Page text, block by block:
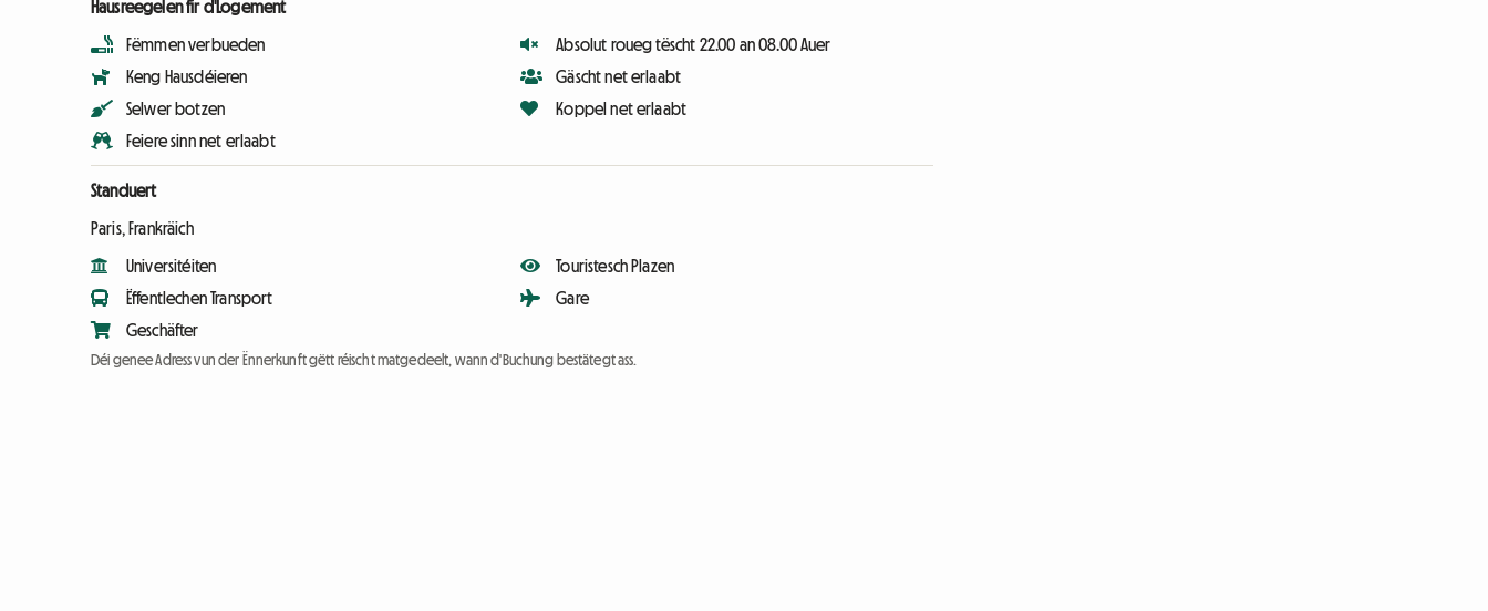
Hausreegelen fir d'Logement
Fëmmen verbueden
Keng Hausdéieren
Selwer botzen
Feiere sinn net erlaabt
Absolut roueg tëscht 22.00 an 08.00 Auer
Gäscht net erlaabt
Koppel net erlaabt
Standuert
Paris, Frankräich
Universitéiten
Ëffentlechen Transport
Geschäfter
Touristesch Plazen
Gare
Déi genee Adress vun der Ënnerkunft gëtt réischt matgedeelt, wann d'Buchung bestätegt ass.